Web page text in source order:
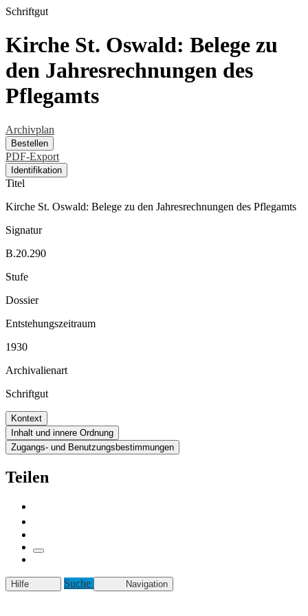
Schriftgut
Kirche St. Oswald: Belege zu
den Jahresrechnungen des
Pflegamts
Archivplan
Bestellen
PDF-Export
Identifikation
Titel
Kirche St. Oswald: Belege zu den Jahresrechnungen des Pflegamts
Signatur
B.20.290
Stufe
Dossier
Entstehungszeitraum
1930
Archivalienart
Schriftgut
Kontext
Inhalt und innere Ordnung
Zugangs- und Benutzungsbestimmungen
Teilen
Hilfe Suche Navigation